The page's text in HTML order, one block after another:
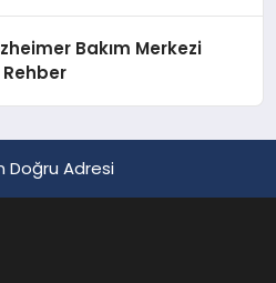
Bakım Merkezi
Rehber
Doğru Adresi